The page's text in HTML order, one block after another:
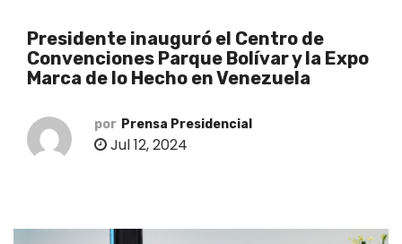
Presidente inauguró el Centro de
Convenciones Parque Bolívar y la Expo
Marca de lo Hecho en Venezuela
por Prensa Presidencial
Jul 12, 2024